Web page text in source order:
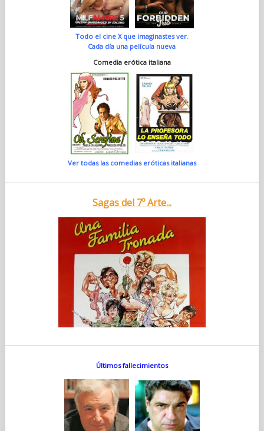
Todo el cine X que imaginastes ver.
Cada día una película nueva
Comedia erótica italiana
Ver todas las comedias eróticas italianas
Sagas del 7º Arte...
Últimos fallecimientos